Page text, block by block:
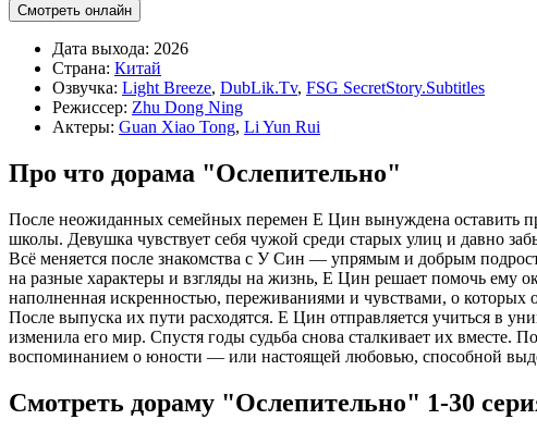
Смотреть онлайн
Дата выхода: 2026
Страна: Китай
Озвучка: Light Breeze, DubLik.Tv, FSG SecretStory.Subtitles
Режиссер: Zhu Dong Ning
Актеры: Guan Xiao Tong, Li Yun Rui
Про что дорама "Ослепительно"
После неожиданных семейных перемен Е Цин вынуждена оставить
школы. Девушка чувствует себя чужой среди старых улиц и давно
Всё меняется после знакомства с У Син — упрямым и добрым
на разные характеры и взгляды на жизнь, Е Цин решает помочь ему
наполненная искренностью, переживаниями и чувствами, о которых
После выпуска их пути расходятся. Е Цин отправляется учиться в
изменила его мир. Спустя годы судьба снова сталкивает их
воспоминанием о юности — или настоящей любовью, способной
Смотреть дораму "Ослепительно" 1-30